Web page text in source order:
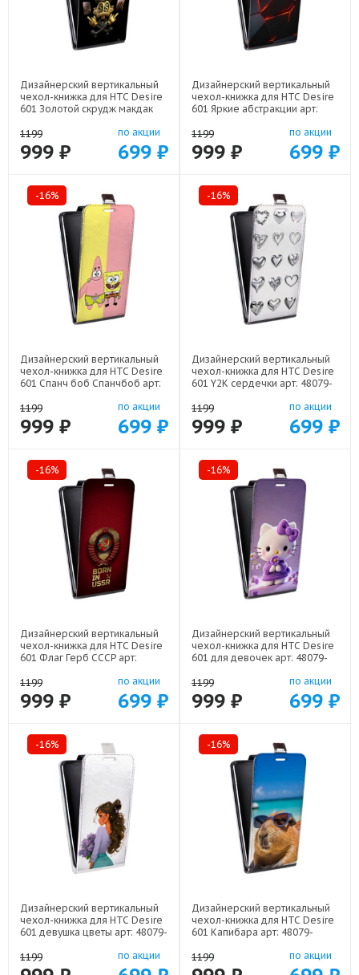
Дизайнерский вертикальный
чехол-книжка для HTC Desire
601 Золотой скрудж макдак
1199
999 ₽
по акции
699 ₽
Дизайнерский вертикальный
чехол-книжка для HTC Desire
601 Яркие абстракции арт:
1199
999 ₽
по акции
699 ₽
-16%
Дизайнерский вертикальный
чехол-книжка для HTC Desire
601 Спанч боб Спанчбоб арт:
1199
999 ₽
по акции
699 ₽
-16%
Дизайнерский вертикальный
чехол-книжка для HTC Desire
601 Y2K сердечки арт: 48079-
1199
999 ₽
по акции
699 ₽
-16%
Дизайнерский вертикальный
чехол-книжка для HTC Desire
601 Флаг Герб СССР арт:
1199
999 ₽
по акции
699 ₽
-16%
Дизайнерский вертикальный
чехол-книжка для HTC Desire
601 для девочек арт: 48079-
1199
999 ₽
по акции
699 ₽
-16%
Дизайнерский вертикальный
чехол-книжка для HTC Desire
601 девушка цветы арт: 48079-
1199
по акции
-16%
Дизайнерский вертикальный
чехол-книжка для HTC Desire
601 Капибара арт: 48079-
1199
по акции